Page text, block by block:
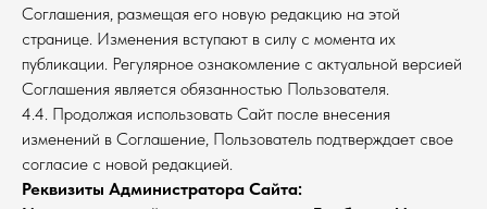
Соглашения, размещая его новую редакцию на этой
странице. Изменения вступают в силу с момента их
публикации. Регулярное ознакомление с актуальной версией
Соглашения является обязанностью Пользователя.
4.4. Продолжая использовать Сайт после внесения
изменений в Соглашение, Пользователь подтверждает свое
согласие с новой редакцией.
Реквизиты Администратора Сайта: